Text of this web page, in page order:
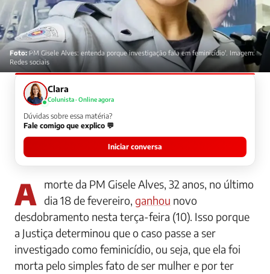
Foto:PM Gisele Alves: entenda porque investigação fala em feminicídio'. Imagem:
Redes sociais
Clara
Colunista · Online agora
Dúvidas sobre essa matéria?
Fale comigo que explico 💬
Iniciar conversa
A morte da PM Gisele Alves, 32 anos, no último dia 18 de fevereiro, ganhou novo
desdobramento nesta terça-feira (10). Isso porque
a Justiça determinou que o caso passe a ser
investigado como feminicídio, ou seja, que ela foi
morta pelo simples fato de ser mulher e por ter